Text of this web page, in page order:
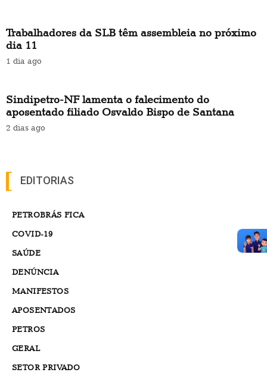
Trabalhadores da SLB têm assembleia no próximo
dia 11
1 dia ago
Sindipetro-NF lamenta o falecimento do
aposentado filiado Osvaldo Bispo de Santana
2 dias ago
EDITORIAS
PETROBRÁS FICA
COVID-19
SAÚDE
DENÚNCIA
MANIFESTOS
APOSENTADOS
PETROS
GERAL
SETOR PRIVADO